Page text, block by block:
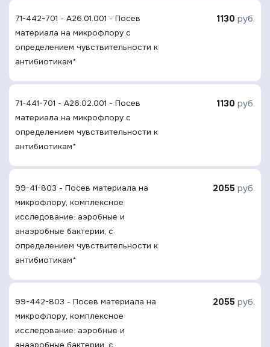
71-442-701 - A26.01.001 - Посев
материала на микрофлору с
определением чувcтвительности к
антибиотикам*
1130 руб.
71-441-701 - A26.02.001 - Посев
материала на микрофлору с
определением чувcтвительности к
антибиотикам*
1130 руб.
99-41-803 - Посев материала на
микрофлору, комплексное
исследование: аэробные и
анаэробные бактерии, с
определением чувствительности к
антибиотикам*
2055 руб.
99-442-803 - Посев материала на
микрофлору, комплексное
исследование: аэробные и
анаэробные бактерии, с
2055 руб.